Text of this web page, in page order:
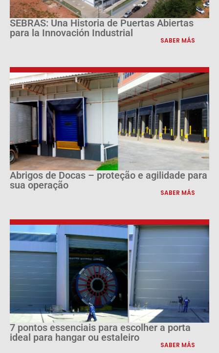
SEBRAS: Una Historia de Puertas Abiertas
para la Innovación Industrial
SABER MÁS
Abrigos de Docas – proteção e agilidade para
sua operação
SABER MÁS
7 pontos essenciais para escolher a porta
ideal para hangar ou estaleiro
SABER MÁS